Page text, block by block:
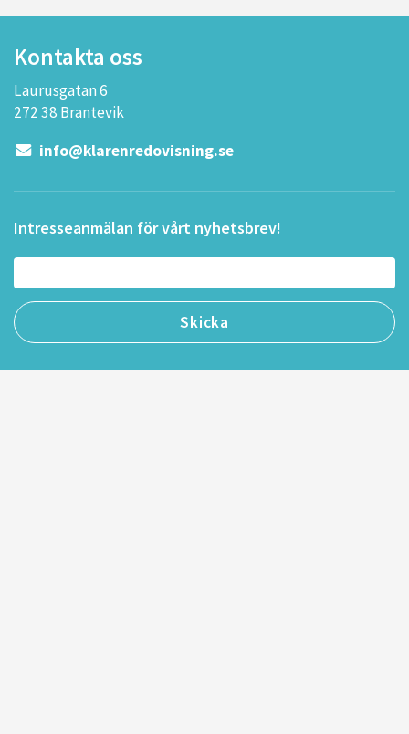
Kontakta oss
Laurusgatan 6
272 38 Brantevik
info@klarenredovisning.se
Intresseanmälan för vårt nyhetsbrev!